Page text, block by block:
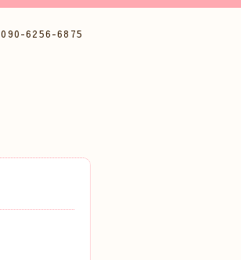
090-6256-6875